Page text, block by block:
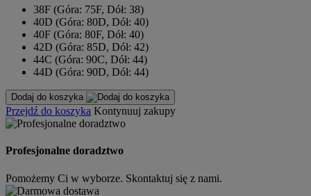
38F (Góra: 75F, Dół: 38)
40D (Góra: 80D, Dół: 40)
40F (Góra: 80F, Dół: 40)
42D (Góra: 85D, Dół: 42)
44C (Góra: 90C, Dół: 44)
44D (Góra: 90D, Dół: 44)
Dodaj do koszyka
Przejdź do koszyka Kontynuuj zakupy
Profesjonalne doradztwo
Pomożemy Ci w wyborze. Skontaktuj się z nami.